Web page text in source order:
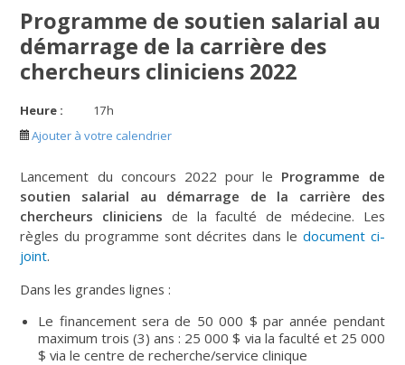
Programme de soutien salarial au
démarrage de la carrière des
chercheurs cliniciens 2022
Heure : 17h
Ajouter à votre calendrier
Lancement du concours 2022 pour le Programme de
soutien salarial au démarrage de la carrière des
chercheurs cliniciens de la faculté de médecine. Les
règles du programme sont décrites dans le document ci-
joint.
Dans les grandes lignes :
Le financement sera de 50 000 $ par année pendant
maximum trois (3) ans : 25 000 $ via la faculté et 25 000
$ via le centre de recherche/service clinique